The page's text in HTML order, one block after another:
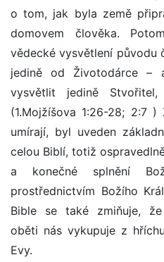
o tom, jak byla země
domovem člověka.
vědecké vysvětlení původu
jedině od Životodárce –
vysvětlit jedině
(1.Mojžíšova 1:26-28; 2:7
umírají, byl uveden
celou Biblí, totiž
a konečné splnění
prostřednictvím Božího
Bible se také zmiňuje,
oběti nás vykupuje z
Evy.